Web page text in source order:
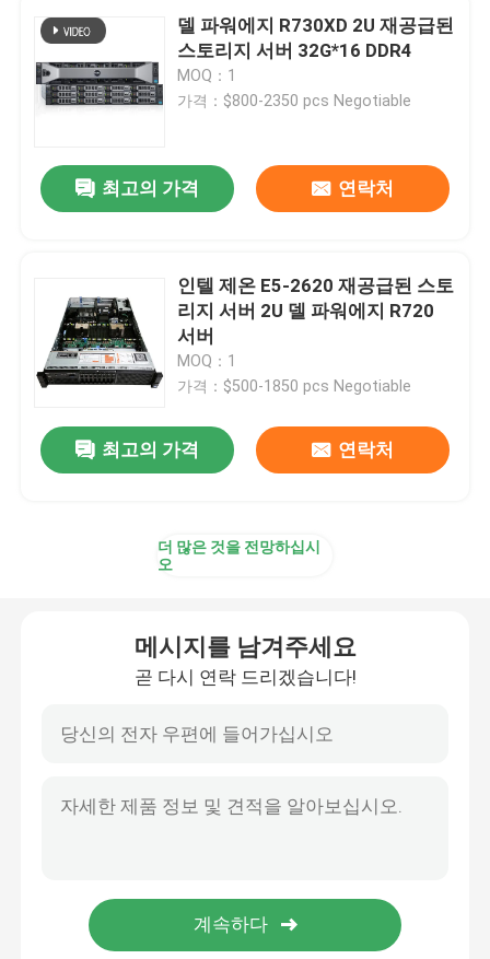
델 파워에지 R730XD 2U 재공급된
스토리지 서버 32G*16 DDR4
MOQ：1
가격：$800-2350 pcs Negotiable
최고의 가격 연락처
인텔 제온 E5-2620 재공급된 스토
리지 서버 2U 델 파워에지 R720
서버
MOQ：1
가격：$500-1850 pcs Negotiable
최고의 가격 연락처
더 많은 것을 전망하십시
오
메시지를 남겨주세요
곧 다시 연락 드리겠습니다!